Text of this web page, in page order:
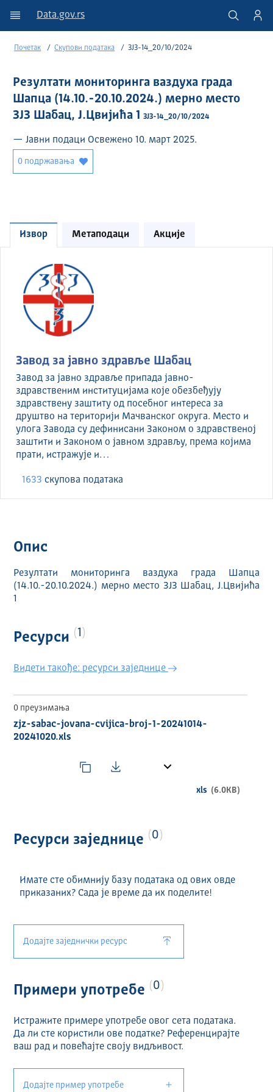
Data.gov.rs
Почетак Скупови података ЗЈЗ-14_20/10/2024
Резултати мониторинга ваздуха града
Шапца (14.10.-20.10.2024.) мерно место
ЗЈЗ Шабац, Ј.Цвијића 1ЗЈЗ-14_20/10/2024
— Јавни подаци Освежено 10. март 2025.
0 подржавања
Извор Метаподаци Акције
Завод за јавно здравље Шабац
Завод за јавно здравље припада јавно-
здравственим институцијама које обезбеђују
здравствену заштиту од посебног интереса за
друштво на територији Мачванског округа. Место и
улога Завода су дефинисани Законом о здравственој
заштити и Законом о јавном здрављу, према којима
прати, истражује и…
1633 скуповa података
Опис
Резултати мониторинга ваздуха града Шапца
(14.10.-20.10.2024.) мерно место ЗЈЗ Шабац, Ј.Цвијића
1
Ресурси 1
Видети такође: ресурси заједнице
0 преузимања
zjz-sabac-jovana-cvijica-broj-1-20241014-
20241020.xls
xls (6.0KB)
Ресурси заједнице 0
Имате сте обимнију базу података од ових овде
приказаних? Сада је време да их поделите!
Додајте заједнички ресурс
Примери употребе 0
Истражите примере употребе овог сета података.
Да ли сте користили ове податке? Референцирајте
ваш рад и повећајте своју видљивост.
Додајте пример употребе